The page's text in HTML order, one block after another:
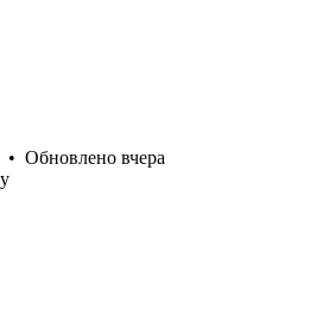
• Обновлено вчера